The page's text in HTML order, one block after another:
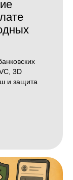
3D
и защита